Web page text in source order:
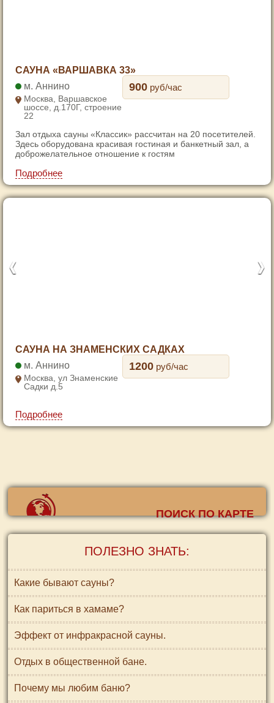
САУНА «ВАРШАВКА 33»
Аннино
Москва, Варшавское
шоссе, д.170Г, строение
22
900 руб/час
Зал отдыха сауны «Классик» рассчитан на 20 посетителей.
Здесь оборудована красивая гостиная и банкетный зал, а
доброжелательное отношение к гостям
Подробнее
САУНА НА ЗНАМЕНСКИХ САДКАХ
Аннино
Москва, ул Знаменские
Садки д.5
1200 руб/час
Подробнее
ПОИСК ПО КАРТЕ
ПОЛЕЗНО ЗНАТЬ:
Какие бывают сауны?
Как париться в хамаме?
Эффект от инфракрасной сауны.
Отдых в общественной бане.
Почему мы любим баню?